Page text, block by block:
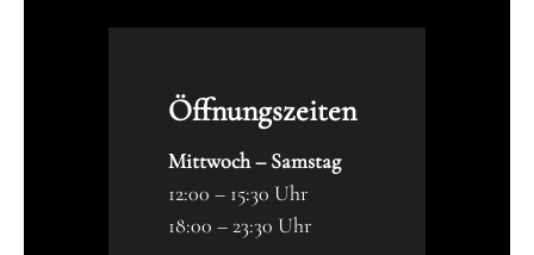
Öffnungszeiten
Mittwoch – Samstag
12:00 – 15:30 Uhr
18:00 – 23:30 Uhr